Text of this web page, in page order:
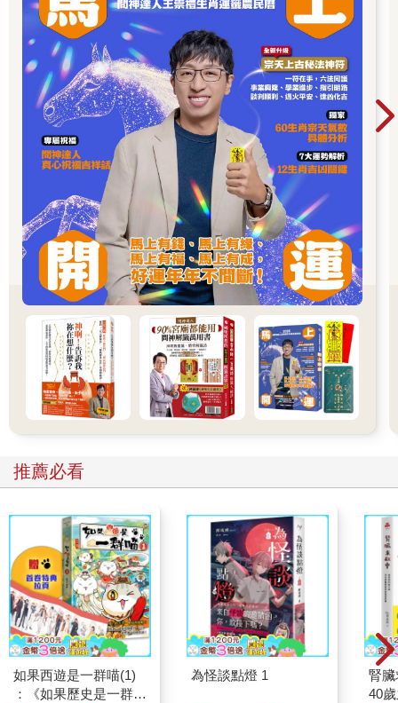
◎西方十二宮
明朝時，星命學家將西方黃道十二宮的概念引入，將其與地支十
二宮對應起來，作為推命時的參考。
◎命理十二宮
星命學又有命理十二宮，依次為：命宮、財帛宮、兄弟宮、田宅
宮、男女宮、奴僕宮、妻妾宮、疾厄宮、遷移宮、官祿宮、福德
宮、相貌宮。這十二宮所對應的神煞，完整地反映了人一生命運
的各個方面，是推命的重要依據。
◎長生十二運
也稱寄生十二宮、長生十二位，即長生、沐浴、冠帶、臨官、帝
旺、衰、病、死、墓、絕、胎、養，反映的是一個事物從孕育到
滅亡的完整過程，五行在不同的宮位中，就對應這十二運中的相
應狀態，命理學家也據此推斷吉凶。
推薦必看
如果西遊是一群喵(1)
：《如果歷史是一群
為怪談點燈 1
腎
40